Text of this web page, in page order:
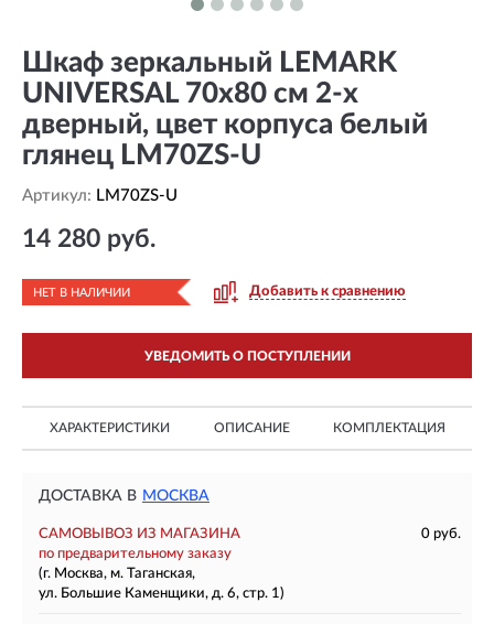
Шкаф зеркальный LEMARK
UNIVERSAL 70х80 см 2-х
дверный, цвет корпуса белый
глянец LM70ZS-U
Артикул: LM70ZS-U
14 280 руб.
НЕТ В НАЛИЧИИ Добавить к сравнению
УВЕДОМИТЬ О ПОСТУПЛЕНИИ
ХАРАКТЕРИСТИКИ ОПИСАНИЕ КОМПЛЕКТАЦИЯ
ДОСТАВКА В МОСКВА
САМОВЫВОЗ ИЗ МАГАЗИНА
0 руб.
по предварительному заказу
(г. Москва, м. Таганская,
ул. Большие Каменщики, д. 6, стр. 1)